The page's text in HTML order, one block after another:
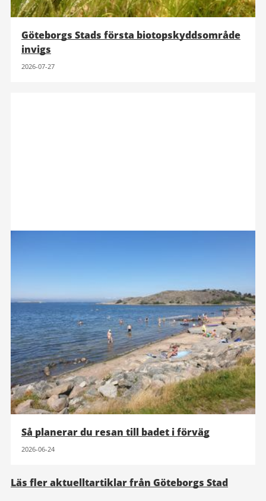
Göteborgs Stads första biotopskyddsområde
invigs
2026-07-27
Så planerar du resan till badet i förväg
2026-06-24
Läs fler aktuelltartiklar från Göteborgs Stad